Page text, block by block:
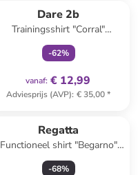
Dare 2b
Trainingsshirt "Corral"
lichtblauw
-62%
vanaf: € 12,99
Adviesprijs (AVP): € 35,00*
Regatta
Functioneel shirt "Begarno"
turquoise
-68%